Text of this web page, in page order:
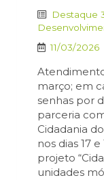
Destaque
11/03/2026
março; em
senhas por
parceria
Cidadania
nos dias 17
projeto
unidades